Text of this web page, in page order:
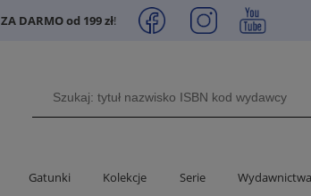
ZA DARMO od 199 zł!
Gatunki Kolekcje Serie Wydawnictwa